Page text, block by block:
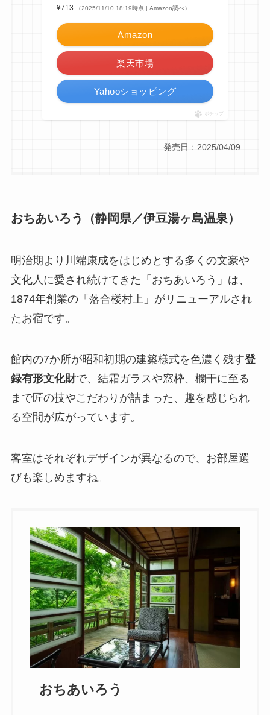
¥713
（2025/11/10 18:19時点 | Amazon調べ）
Amazon
楽天市場
Yahooショッピング
ポチップ
発売日：2025/04/09
おちあいろう（静岡県／伊豆湯ヶ島温泉）
明治期より川端康成をはじめとする多くの文豪や
文化人に愛され続けてきた「おちあいろう」は、
1874年創業の「落合楼村上」がリニューアルされ
たお宿です。
館内の7か所が昭和初期の建築様式を色濃く残す登
録有形文化財で、結霜ガラスや窓枠、欄干に至る
まで匠の技やこだわりが詰まった、趣を感じられ
る空間が広がっています。
客室はそれぞれデザインが異なるので、お部屋選
びも楽しめますね。
おちあいろう